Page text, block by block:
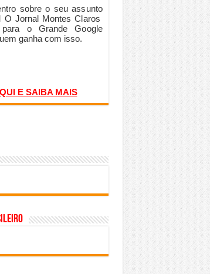
sobre o seu assunto
O Jornal Montes Claros
o Grande Google
ganha com isso.
E SAIBA MAIS